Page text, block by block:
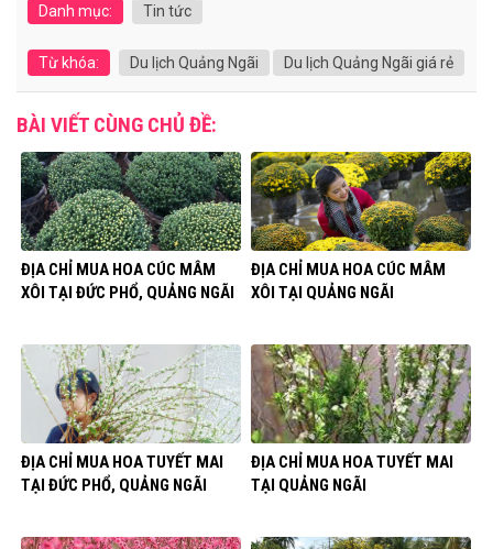
Danh mục: Tin tức
Từ khóa: Du lịch Quảng Ngãi Du lịch Quảng Ngãi giá rẻ
BÀI VIẾT CÙNG CHỦ ĐỀ:
ĐỊA CHỈ MUA HOA CÚC MÂM
XÔI TẠI ĐỨC PHỔ, QUẢNG NGÃI
ĐỊA CHỈ MUA HOA CÚC MÂM
XÔI TẠI QUẢNG NGÃI
ĐỊA CHỈ MUA HOA TUYẾT MAI
TẠI ĐỨC PHỔ, QUẢNG NGÃI
ĐỊA CHỈ MUA HOA TUYẾT MAI
TẠI QUẢNG NGÃI